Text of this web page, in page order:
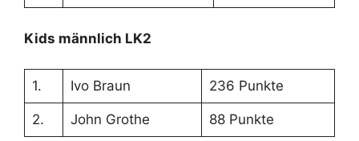
Kids männlich LK2
1. Ivo Braun 236 Punkte
2. John Grothe 88 Punkte